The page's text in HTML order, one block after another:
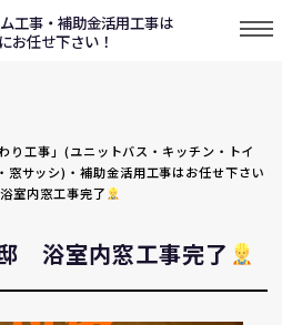
工事・補助金活用工事は
お任せ下さい！
工事」(ユニットバス・キッチン・トイ
窓サッシ)・補助金活用工事はお任せ下さい
室内窓工事完了
浴室内窓工事完了